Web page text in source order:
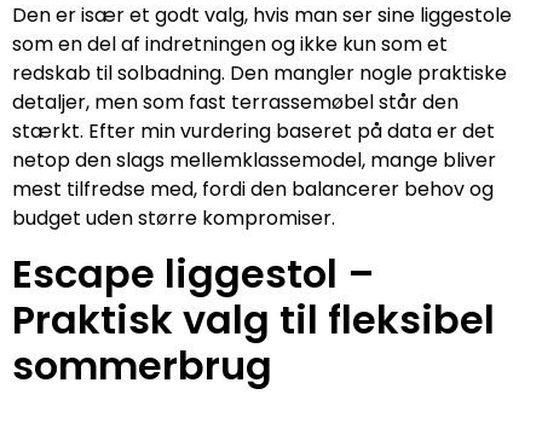
Den er især et godt valg, hvis man ser sine liggestole
som en del af indretningen og ikke kun som et
redskab til solbadning. Den mangler nogle praktiske
detaljer, men som fast terrassemøbel står den
stærkt. Efter min vurdering baseret på data er det
netop den slags mellemklassemodel, mange bliver
mest tilfredse med, fordi den balancerer behov og
budget uden større kompromiser.
Escape liggestol –
Praktisk valg til fleksibel
sommerbrug